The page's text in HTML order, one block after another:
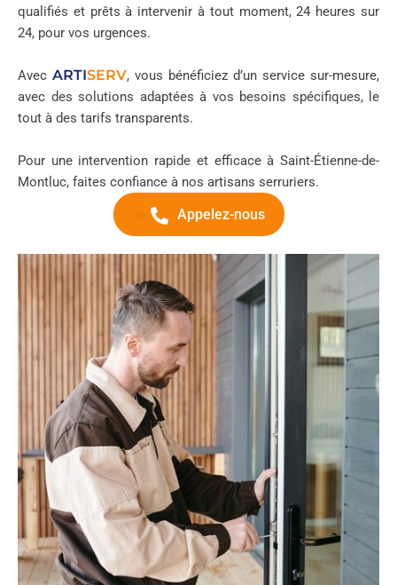
qualifiés et prêts à intervenir à tout moment, 24 heures sur
24, pour vos urgences.
Avec ARTISERV, vous bénéficiez d’un service sur-mesure,
avec des solutions adaptées à vos besoins spécifiques, le
tout à des tarifs transparents.
Pour une intervention rapide et efficace à Saint-Étienne-de-
Montluc, faites confiance à nos artisans serruriers.
Appelez-nous